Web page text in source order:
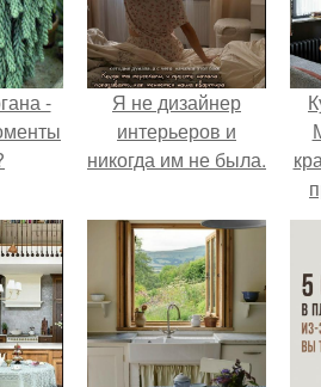
-
Я не дизайнер
интерьеров и
никогда им не была.